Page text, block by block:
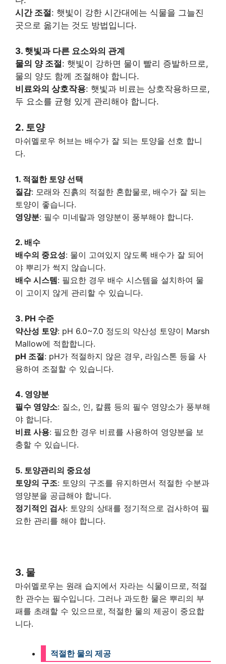
시간 조절: 햇빛이 강한 시간대에는 식물을 그늘진
곳으로 옮기는 것도 방법입니다.
3. 햇빛과 다른 요소와의 관계
물의 양 조절: 햇빛이 강하면 물이 빨리 증발하므로,
물의 양도 함께 조절해야 합니다.
비료와의 상호작용: 햇빛과 비료는 상호작용하므로,
두 요소를 균형 있게 관리해야 합니다.
2. 토양
마쉬멜로우 허브는 배수가 잘 되는 토양을 선호 합니
다.
1. 적절한 토양 선택
질감: 모래와 진흙의 적절한 혼합물로, 배수가 잘 되는
토양이 좋습니다.
영양분: 필수 미네랄과 영양분이 풍부해야 합니다.
2. 배수
배수의 중요성: 물이 고여있지 않도록 배수가 잘 되어
야 뿌리가 썩지 않습니다.
배수 시스템: 필요한 경우 배수 시스템을 설치하여 물
이 고이지 않게 관리할 수 있습니다.
3. PH 수준
약산성 토양: pH 6.0~7.0 정도의 약산성 토양이 Marsh
Mallow에 적합합니다.
pH 조절: pH가 적절하지 않은 경우, 라임스톤 등을 사
용하여 조절할 수 있습니다.
4. 영양분
필수 영양소: 질소, 인, 칼륨 등의 필수 영양소가 풍부해
야 합니다.
비료 사용: 필요한 경우 비료를 사용하여 영양분을 보
충할 수 있습니다.
5. 토양관리의 중요성
토양의 구조: 토양의 구조를 유지하면서 적절한 수분과
영양분을 공급해야 합니다.
정기적인 검사: 토양의 상태를 정기적으로 검사하여 필
요한 관리를 해야 합니다.
3. 물
마쉬멜로우는 원래 습지에서 자라는 식물이므로, 적절
한 관수는 필수입니다. 그러나 과도한 물은 뿌리의 부
패를 초래할 수 있으므로, 적절한 물의 제공이 중요합
니다.
적절한 물의 제공